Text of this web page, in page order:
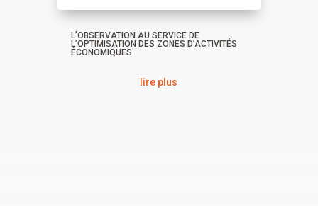
L’OBSERVATION AU SERVICE DE
L’OPTIMISATION DES ZONES D’ACTIVITÉS
ÉCONOMIQUES
lire plus